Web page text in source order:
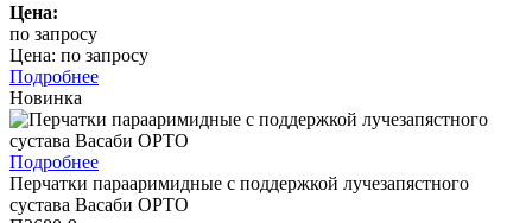
Цена:
по запросу
Цена: по запросу
Подробнее
Новинка
Подробнее
Перчатки парааримидные с поддержкой лучезапястного
сустава Васаби ОРТО